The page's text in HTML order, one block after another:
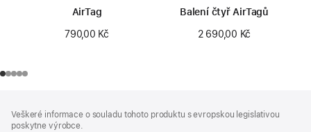
AirTag
790,00 Kč
Balení čtyř AirTagů
2 690,00 Kč
Veškeré informace o souladu tohoto produktu s evropskou legislativou
poskytne výrobce.